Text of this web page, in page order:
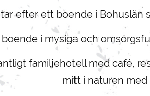
efter ett boende i Bohuslän
i mysiga och
familjehotell med café,
mitt i naturen